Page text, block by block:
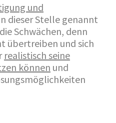
und
dieser Stelle genannt
Schwächen, denn
übertreiben und sich
realistisch seine
können und